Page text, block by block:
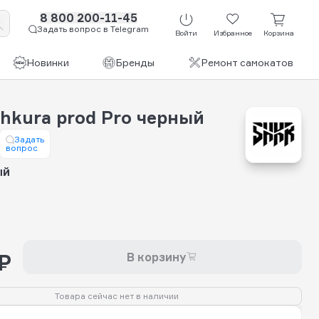
8 800 200-11-45
Задать вопрос в Telegram Войти Избранное Корзина
Новинки Бренды Ремонт самокатов
prod Pro черный
Задать
вопрос
В корзину
Товара сейчас нет в наличии